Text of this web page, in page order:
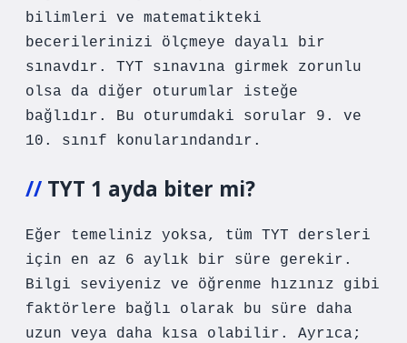
bilimleri ve matematikteki
becerilerinizi ölçmeye dayalı bir
sınavdır. TYT sınavına girmek zorunlu
olsa da diğer oturumlar isteğe
bağlıdır. Bu oturumdaki sorular 9. ve
10. sınıf konularındandır.
TYT 1 ayda biter mi?
Eğer temeliniz yoksa, tüm TYT dersleri
için en az 6 aylık bir süre gerekir.
Bilgi seviyeniz ve öğrenme hızınız gibi
faktörlere bağlı olarak bu süre daha
uzun veya daha kısa olabilir. Ayrıca;